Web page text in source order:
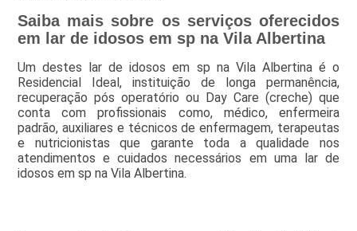
Saiba mais sobre os serviços oferecidos
em lar de idosos em sp na Vila Albertina
Um destes lar de idosos em sp na Vila Albertina é o
Residencial Ideal, instituição de longa permanência,
recuperação pós operatório ou Day Care (creche) que
conta com profissionais como, médico, enfermeira
padrão, auxiliares e técnicos de enfermagem, terapeutas
e nutricionistas que garante toda a qualidade nos
atendimentos e cuidados necessários em uma lar de
idosos em sp na Vila Albertina.